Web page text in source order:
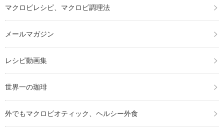
マクロビレシピ、マクロビ調理法
メールマガジン
レシピ動画集
世界一の珈琲
外でもマクロビオティック、ヘルシー外食